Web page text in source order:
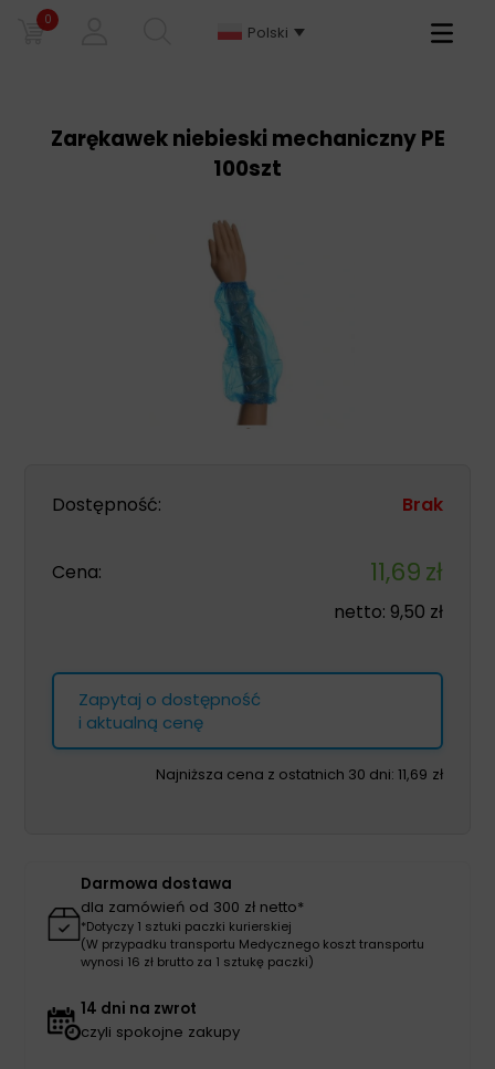
0
Polski
Primary
Zarękawek niebieski mechaniczny PE
100szt
Dostępność: Brak
Cena: 11,69zł
netto: 9,50 zł
Zapytaj o dostępność
i aktualną cenę
Najniższa cena z ostatnich 30 dni: 11,69 zł
Darmowa dostawa
dla zamówień od 300 zł netto*
*Dotyczy 1 sztuki paczki kurierskiej
(W przypadku transportu Medycznego koszt transportu
wynosi 16 zł brutto za 1 sztukę paczki)
14 dni na zwrot
czyli spokojne zakupy